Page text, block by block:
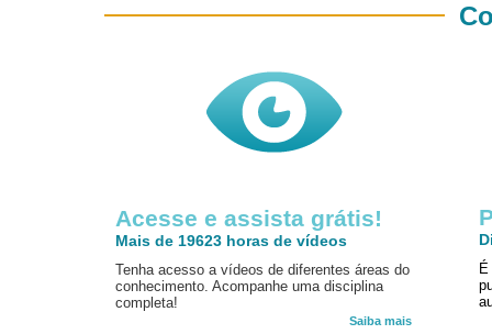
Acesse e assista grátis!
Mais de 19623 horas de vídeos
Tenha acesso a vídeos de diferentes áreas do
conhecimento. Acompanhe uma disciplina
completa!
Saiba mais